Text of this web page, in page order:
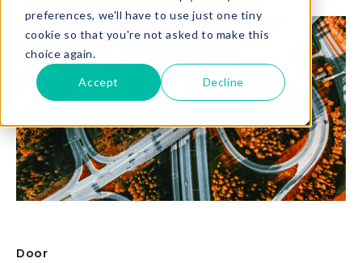
preferences, we'll have to use just one tiny
cookie so that you're not asked to make this
choice again.
Accept Decline
Door